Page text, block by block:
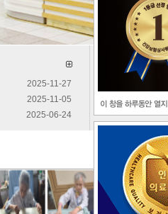
2025-11-27
2025-11-05
2025-06-24